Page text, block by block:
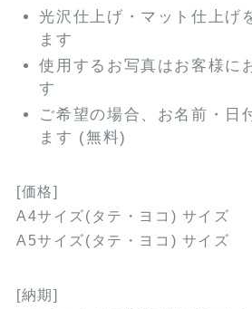
光沢仕上げ・マット仕上げ
ます
使用するお写真はお客様に
す
ご希望の場合、お名前・日
ます (無料)
[価格]
A4サイズ(タテ・ヨコ) サイ
A5サイズ(タテ・ヨコ) サイ
[納期]